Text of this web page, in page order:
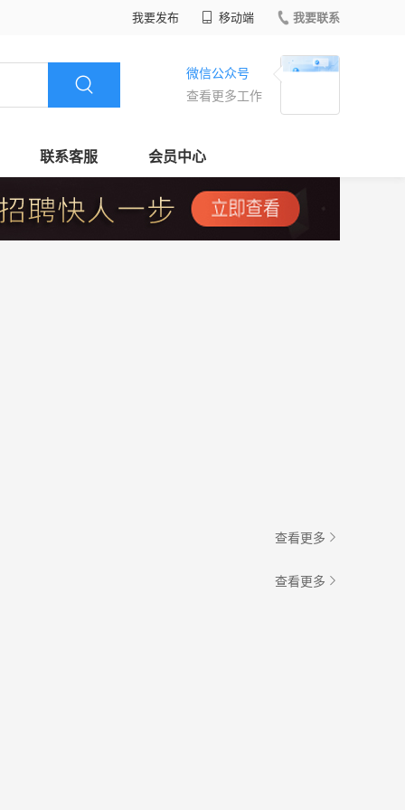
我要发布 移动端 我要联系
微信公众号
查看更多工作
联系客服 会员中心
查看更多
查看更多